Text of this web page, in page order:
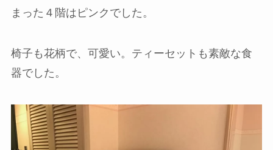
まった４階はピンクでした。
椅子も花柄で、可愛い。ティーセットも素敵な食
器でした。